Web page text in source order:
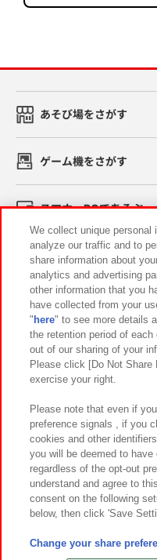
あそび場をさがす
ゲーム機をさがす
スマホ・PCであそぶ
イベント・キャンペーン
関連会社 サステ
プライバシーポリシー
お取引先さまととも
カスタマーハラスメント対応
©Bandai
©Bandai
We collect unique
analyze our traffic and to
share information about
analytics and advertising
other information that you
have collected from your
" here" to see more details
the retention period of
out of our sharing of your
Please click [Do Not
exercise your right.
Please note that even if
preference signals , if you
cookies and other
you will be deemed to
regardless of the opt-out
understand and agree to
consent on the following
below, then click 'Save
Change your share